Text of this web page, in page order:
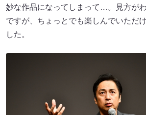
妙な作品になってしまって…。見方が
ですが、ちょっとでも楽しんでいただ
した。